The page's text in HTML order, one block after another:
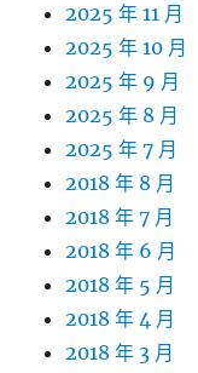
2025 年 11 月
2025 年 10 月
2025 年 9 月
2025 年 8 月
2025 年 7 月
2018 年 8 月
2018 年 7 月
2018 年 6 月
2018 年 5 月
2018 年 4 月
2018 年 3 月